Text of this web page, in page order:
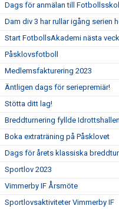
Dags för anmälan till
Dam div 3 har rullar igång serien
Start FotbollsAkademi nästa
Påsklovsfotboll
Medlemsfakturering 2023
Äntligen dags för seriepremiär!
Stötta ditt lag!
Breddturnering fyllde
Boka extraträning på Påsklovet
Dags för årets klassiska
Sportlov 2023
Vimmerby IF Årsmöte
Sportlovsaktiviteter Vimmerby IF